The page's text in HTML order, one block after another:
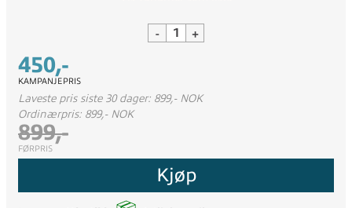
450,-
KAMPANJEPRIS
Laveste pris siste 30 dager: 899,- NOK
Ordinærpris: 899,- NOK
899,-
FØRPRIS
- +
Kjøp